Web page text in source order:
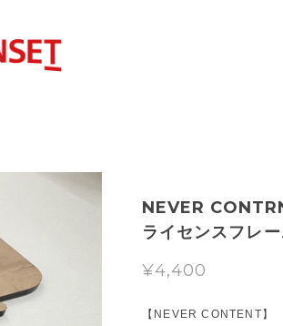
NEVER
ライセンスフレ
¥4,400
【NEVER CONTENT】